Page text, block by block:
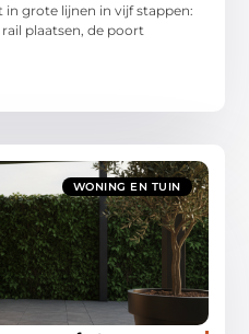
grote lijnen in vijf stappen:
plaatsen, de poort
WONING EN TUIN